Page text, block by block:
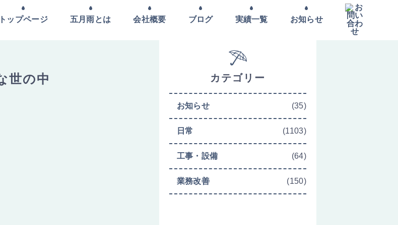
トップページ 五月雨とは 会社概要 ブログ 実績一覧 お知らせ
世の中 カテゴリー
お知らせ (35)
日常 (1103)
工事・設備 (64)
業務改善 (150)